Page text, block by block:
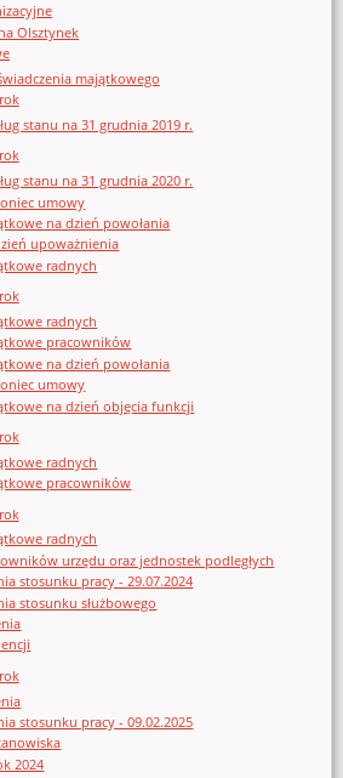
Olsztynek
majątkowego
stanu na 31 grudnia 2019 r.
stanu na 31 grudnia 2020 r.
umowy
na dzień powołania
upoważnienia
radnych
radnych
pracowników
na dzień powołania
umowy
na dzień objęcia funkcji
radnych
pracowników
radnych
urzędu oraz jednostek podległych
stosunku pracy - 29.07.2024
stosunku służbowego
stosunku pracy - 09.02.2025
2024